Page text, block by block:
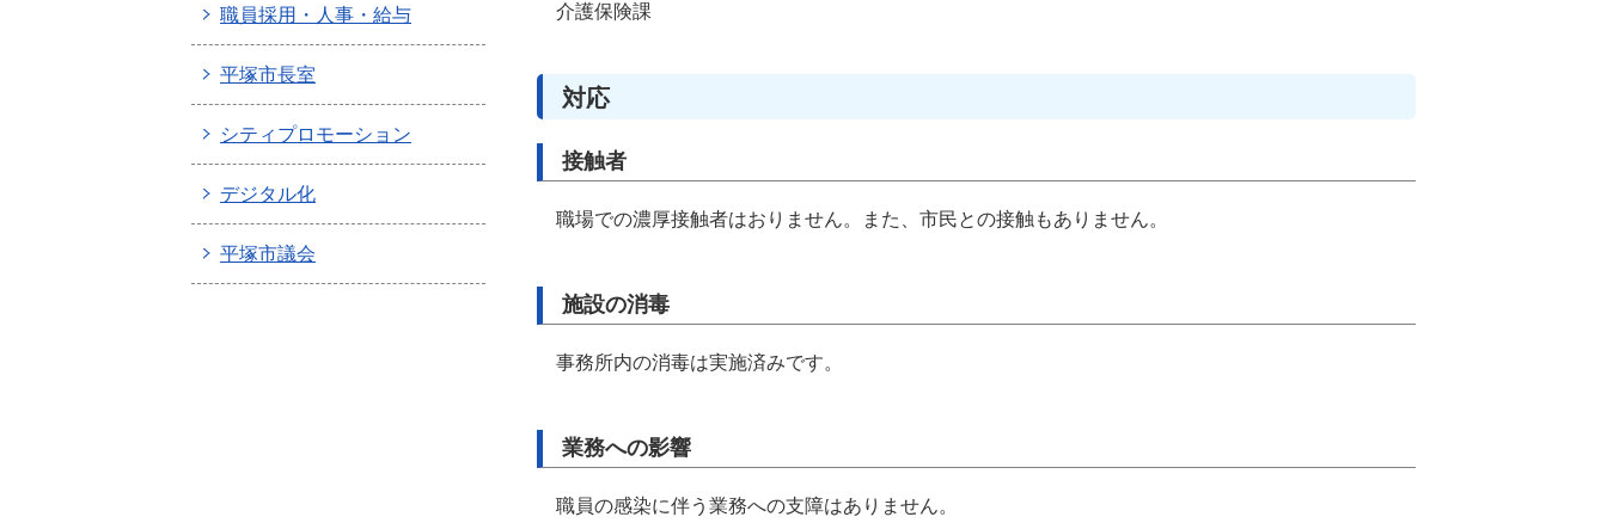
介護保険課
対応
接触者
職場での濃厚接触者はおりません。また、市民との接触もありません。
施設の消毒
事務所内の消毒は実施済みです。
業務への影響
職員の感染に伴う業務への支障はありません。
職員採用・人事・給与
平塚市長室
シティプロモーション
デジタル化
平塚市議会